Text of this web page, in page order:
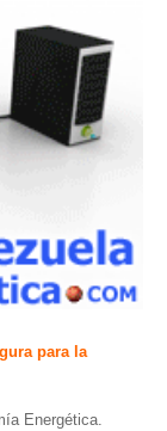
para la
Energética.